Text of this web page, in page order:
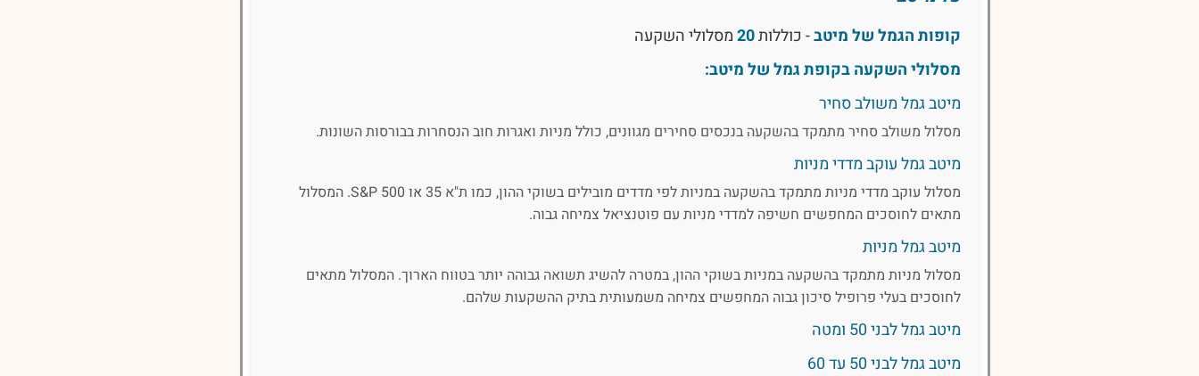
קופות הגמל של מיטב- כוללות20מסלולי השקעה
מסלולי השקעה בקופת גמל של מיטב:
מיטב גמל משולב סחיר
מסלול משולב סחיר מתמקד בהשקעה בנכסים סחירים מגוונים, כולל מניות ואגרות חוב הנסחרות בבורסות השונות.
מיטב גמל עוקב מדדי מניות
מסלול עוקב מדדי מניות מתמקד בהשקעה במניות לפי מדדים מובילים בשוקי ההון, כמו ת"א 35 או S&P 500. המסלול
מתאים לחוסכים המחפשים חשיפה למדדי מניות עם פוטנציאל צמיחה גבוה.
מיטב גמל מניות
מסלול מניות מתמקד בהשקעה במניות בשוקי ההון, במטרה להשיג תשואה גבוהה יותר בטווח הארוך. המסלול מתאים
לחוסכים בעלי פרופיל סיכון גבוה המחפשים צמיחה משמעותית בתיק ההשקעות שלהם.
מיטב גמל לבני 50 ומטה
מיטב גמל לבני 50 עד 60